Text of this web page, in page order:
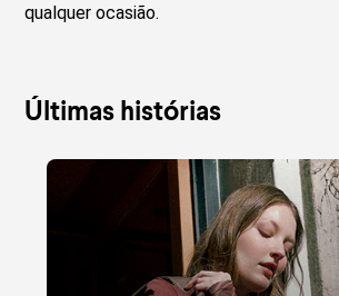
qualquer ocasião.
Últimas histórias